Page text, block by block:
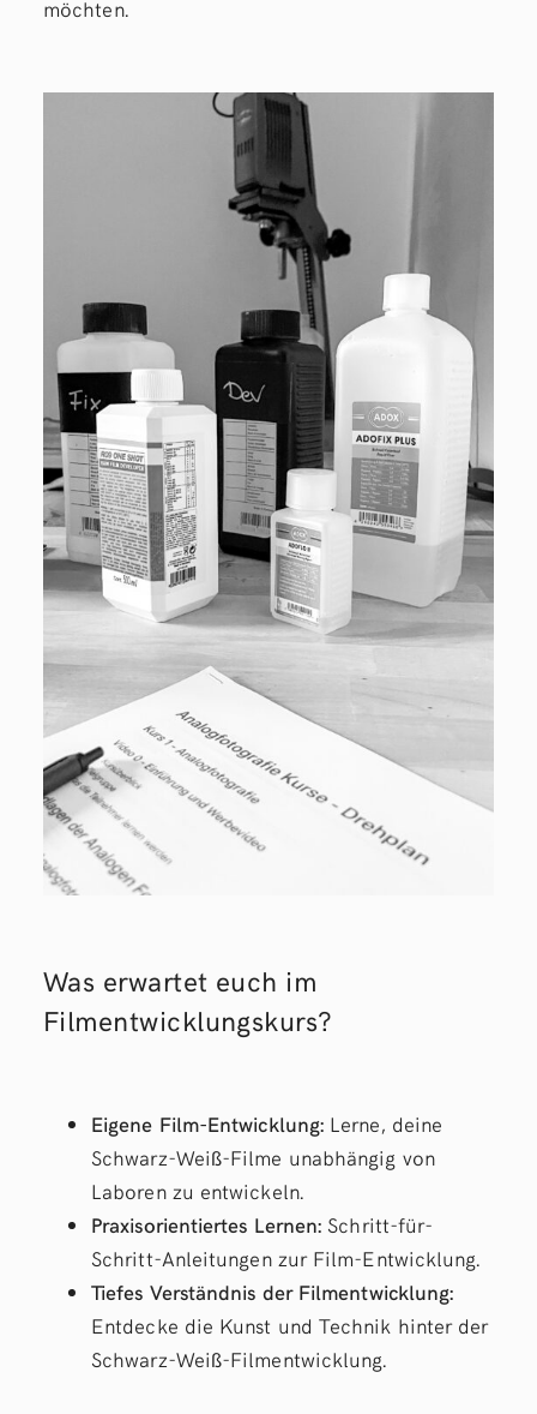
möchten.
Was erwartet euch im
Filmentwicklungskurs?
Eigene Film-Entwicklung: Lerne, deine
Schwarz-Weiß-Filme unabhängig von
Laboren zu entwickeln.
Praxisorientiertes Lernen: Schritt-für-
Schritt-Anleitungen zur Film-Entwicklung.
Tiefes Verständnis der Filmentwicklung:
Entdecke die Kunst und Technik hinter der
Schwarz-Weiß-Filmentwicklung.